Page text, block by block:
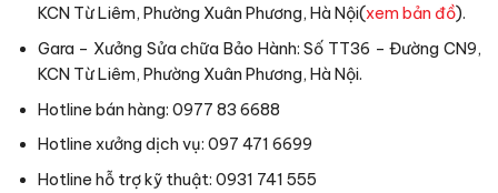
KCN Từ Liêm, Phường Xuân Phương, Hà Nội(xem bản đồ).
Gara – Xưởng Sửa chữa Bảo Hành: Số TT36 – Đường CN9,
KCN Từ Liêm, Phường Xuân Phương, Hà Nội.
Hotline bán hàng: 0977 83 6688
Hotline xưởng dịch vụ: 097 471 6699
Hotline hỗ trợ kỹ thuật: 0931 741 555